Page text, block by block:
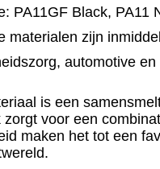
PA11GF Black, PA11
materialen zijn
automotive en
is een
zorgt voor een
maken het tot een